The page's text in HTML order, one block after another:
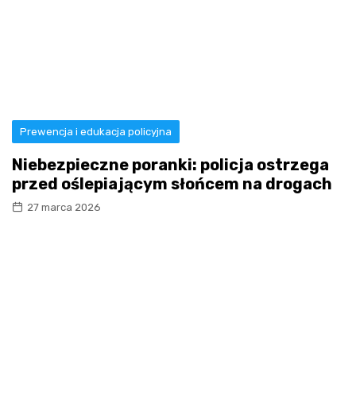
Prewencja i edukacja policyjna
Niebezpieczne poranki: policja ostrzega
przed oślepiającym słońcem na drogach
27 marca 2026